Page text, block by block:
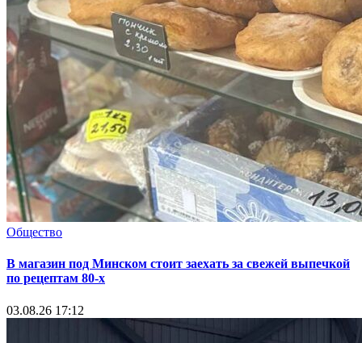
Общество
В магазин под Минском стоит заехать за свежей выпечкой
по рецептам 80-х
03.08.26 17:12